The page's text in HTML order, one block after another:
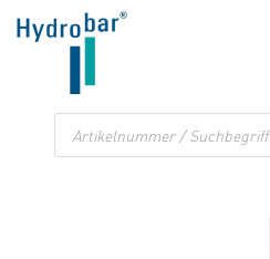
Zum
Inhalt
Products
search